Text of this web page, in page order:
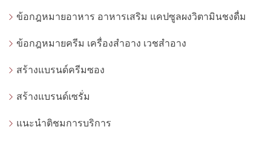
ข้อกฎหมายอาหาร อาหารเสริม แคปซูลผงวิตามินชงดื่ม
ข้อกฎหมายครีม เครื่องสำอาง เวชสำอาง
สร้างแบรนด์ครีมซอง
สร้างแบรนด์เซรั่ม
แนะนำติชมการบริการ